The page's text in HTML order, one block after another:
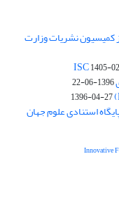
رتبه ارزیابی "بین المللی" در سال ۱۴۰۴ از کمیسیون نشریات وزارت
1405-
1396-06-22
1396-04-27
استنادی علوم جهان